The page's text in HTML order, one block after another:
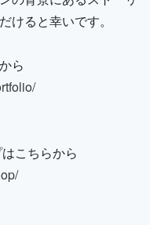
けると幸いです。
ら
こちらから